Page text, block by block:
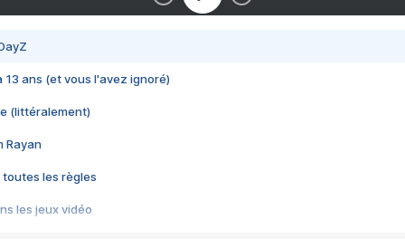
13 ans (et vous l'avez ignoré)
(littéralement)
Rayan
toutes les règles
les jeux vidéo